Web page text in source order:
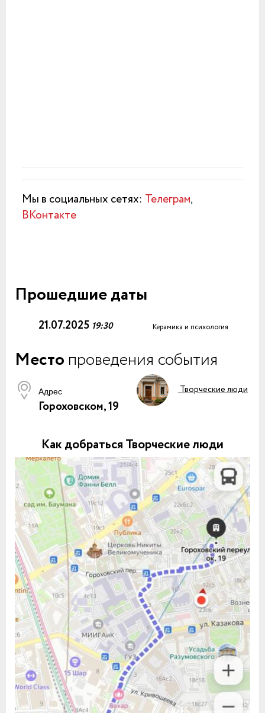
Мы в социальных сетях: Телеграм,
ВКонтакте
Прошедшие даты
21.07.2025 19:30 Керамика и психология
Место проведения события
Адрес
Гороховском, 19
Творческие люди
Как добраться Творческие люди